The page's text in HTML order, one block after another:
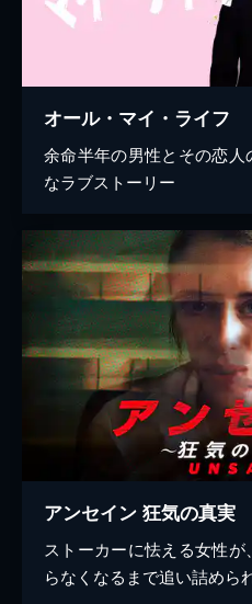
オール・マイ・ライフ
余命半年の男性とその恋
なラブストーリー
アンセイン 狂気の真実
ストーカーに怯える女性
らなくなるまで追い詰めら